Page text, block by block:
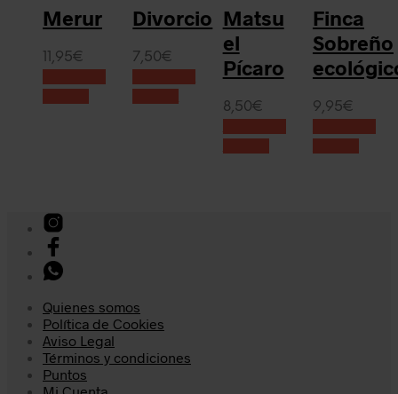
Merur
11,95€
Divorcio
7,50€
Matsu
el
Pícaro
8,50€
Finca
Sobreño
9,95€
Quienes somos
Política de Cookies
Aviso Legal
Términos y condiciones
Puntos